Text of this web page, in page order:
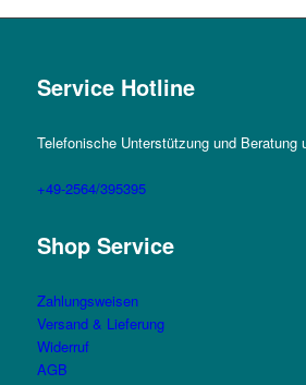
Service Hotline
Telefonische Unterstützung und Beratung
+49-2564/395395
Shop Service
Zahlungsweisen
Versand & Lieferung
Widerruf
AGB